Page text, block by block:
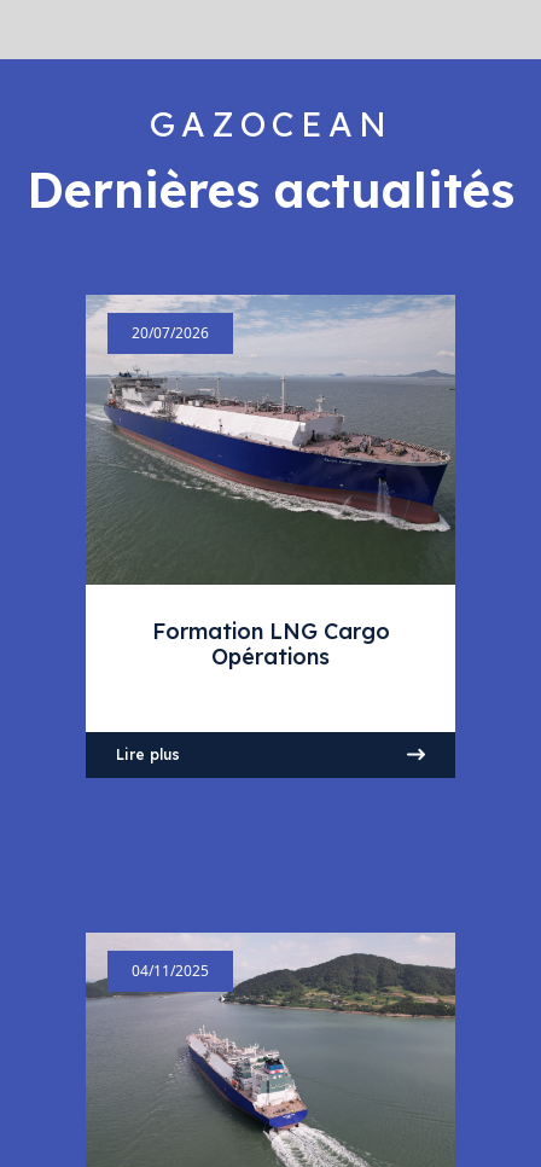
GAZOCEAN
Dernières actualités
20/07/2026
Formation LNG Cargo
Opérations
Lire plus
04/11/2025